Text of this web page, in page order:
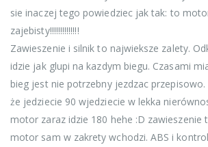
sie inaczej tego powiedziec jak tak: to
zajebisty!!!!!!!!!!!!!!
Zawieszenie i silnik to najwieksze zalety.
idzie jak glupi na kazdym biegu. Czasami
bieg jest nie potrzebny jezdzac przepisowo.
że jedziecie 90 wjedziecie w lekka
motor zaraz idzie 180 hehe :D zawieszenie
motor sam w zakrety wchodzi. ABS i